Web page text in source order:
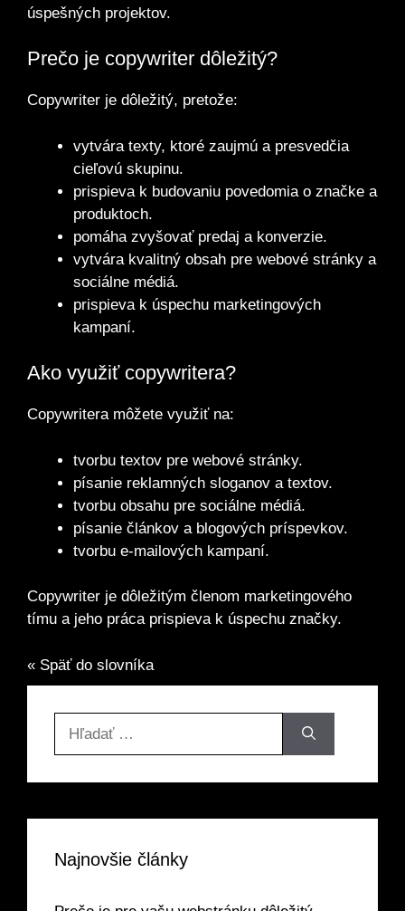
úspešných projektov.
Prečo je copywriter dôležitý?
Copywriter je dôležitý, pretože:
vytvára texty, ktoré zaujmú a presvedčia
cieľovú skupinu.
prispieva k budovaniu povedomia o značke a
produktoch.
pomáha zvyšovať predaj a konverzie.
vytvára kvalitný obsah pre webové stránky a
sociálne médiá.
prispieva k úspechu marketingových
kampaní.
Ako využiť copywritera?
Copywritera môžete využiť na:
tvorbu textov pre webové stránky.
písanie reklamných sloganov a textov.
tvorbu obsahu pre sociálne médiá.
písanie článkov a blogových príspevkov.
tvorbu e-mailových kampaní.
Copywriter je dôležitým členom marketingového
tímu a jeho práca prispieva k úspechu značky.
« Späť do slovníka
Najnovšie články